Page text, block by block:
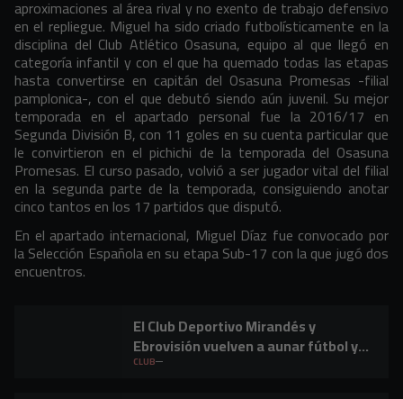
aproximaciones al área rival y no exento de trabajo defensivo
en el repliegue. Miguel ha sido criado futbolísticamente en la
disciplina del Club Atlético Osasuna, equipo al que llegó en
categoría infantil y con el que ha quemado todas las etapas
hasta convertirse en capitán del Osasuna Promesas -filial
pamplonica-, con el que debutó siendo aún juvenil. Su mejor
temporada en el apartado personal fue la 2016/17 en
Segunda División B, con 11 goles en su cuenta particular que
le convirtieron en el pichichi de la temporada del Osasuna
Promesas. El curso pasado, volvió a ser jugador vital del filial
en la segunda parte de la temporada, consiguiendo anotar
cinco tantos en los 17 partidos que disputó.
En el apartado internacional, Miguel Díaz fue convocado por
la Selección Española en su etapa Sub-17 con la que jugó dos
encuentros.
El Club Deportivo Mirandés y
Ebrovisión vuelven a aunar fútbol y
música en Miranda de Ebro
CLUB